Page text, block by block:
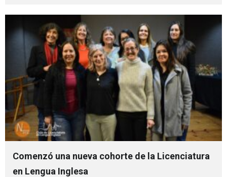
Comenzó una nueva cohorte de la Licenciatura
en Lengua Inglesa